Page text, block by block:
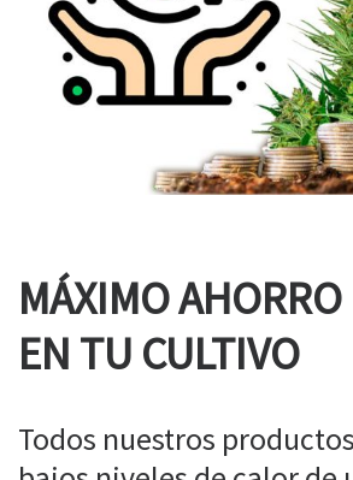
MÁXIMO AHORRO
EN TU CULTIVO
Todos nuestros